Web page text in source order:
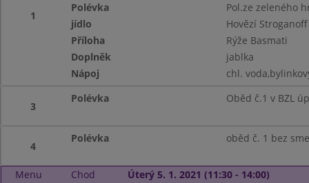
1
Polévka
Pol.ze zeleného
jídlo
Hovězí Stroganoff
Příloha
Rýže Basmati
Doplněk
jablka
Nápoj
chl.
3
Polévka Oběd č.1 v BZL
4
Polévka oběd č. 1 bez
Menu Chod Úterý 5. 1. 2021 (11:30 - 14:00)